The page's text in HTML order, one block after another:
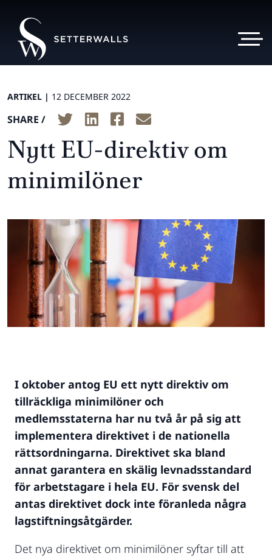
ARTIKEL | 12 DECEMBER 2022
SHARE /
Nytt EU-direktiv om
minimilöner
I oktober antog EU ett nytt direktiv om
tillräckliga minimilöner och
medlemsstaterna har nu två år på sig att
implementera direktivet i de nationella
rättsordningarna. Direktivet ska bland
annat garantera en skälig levnadsstandard
för arbetstagare i hela EU. För svensk del
antas direktivet dock inte föranleda några
lagstiftningsåtgärder.
Det nya direktivet om minimilöner syftar till att